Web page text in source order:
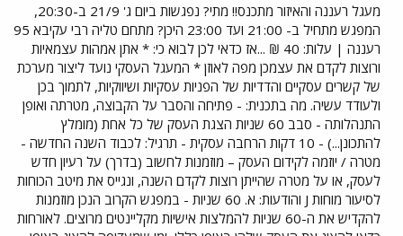
מעגל רעננה והאיזור מתכנס!! מתי? נפגשות ביום ג' 21/9 ב-20:30,
המפגש מתחיל ב- 21:00 ועד 23:00 היכן? מתחם טליה רבי עקיבא 95
רעננה | עלות: 40 ₪ ...אז כדאי לכן לבוא כי: * אתן אמהות עצמאיות
ורוצות לקדם את עצמכן מפה לאוזן * המעגל העסקי נועד ליצור מערכת
של קשרים עסקיים והדדיות של הפניות עסקיות ושיווקיות, לתמוך בכן
ולעודד עשיה. מה בתכנית: - פתיחה והסבר על הקבוצה, מטרתה ואופן
התנהלותה - סבב 60 שניות הצגת העסק של כל אחת (מומלץ
להתכונן...) - 10 דקות הרחבה עסקית - תרגיל: לכבוד השנה החדשה -
מטרה / יוזמה לקידום העסק – מוזמנות לחשוב (בדרך) על רעיון חדש
לעסק, או על מטרה שהייתן רוצות לקדם השנה, ונגייס את מיטב הכוחות
לסיעור מוחות J והודעות: א. 60 שניות - במפגש הקרוב הנכן מוזמנות
להקדיש את ה-60 שניות להמלצות אישיות מקליינטים מרוצים. לאורחות